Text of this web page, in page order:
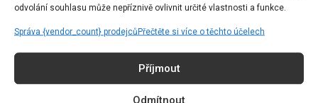
odvolání souhlasu může nepříznivě ovlivnit určité vlastnosti a funkce.
Správa {vendor_count} prodejcůPřečtěte si více o těchto účelech
Příjmout
Odmítnout
@foxteltv
Could you survive a week without Wi-Fi? 🌴🍹
#MorganaOReilly
Kliknutím přijmete marketing souborů
cookie a povolíte tento obsah